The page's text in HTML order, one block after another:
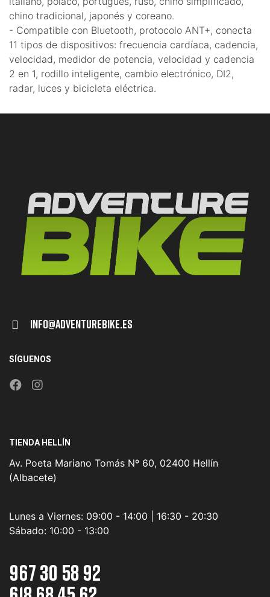
chino tradicional, japonés y coreano.
- Compatible con Bluetooth, protocolo ANT+, conecta
11 tipos de dispositivos: frecuencia cardíaca, cadencia,
velocidad, medidor de potencia, velocidad y cadencia
2 en 1, rodillo inteligente, cambio electrónico, DI2,
radar, luces y bicicleta eléctrica.
Info@adventurebike.es
SÍGUENOS
TIENDA HELLÍN
Av. Poeta Mariano Tomás Nº 60, 02400 Hellín
(Albacete)
Lunes a Viernes: 09:00 - 14:00 | 16:30 - 20:30
Sábado: 10:00 - 13:00
967 30 58 92